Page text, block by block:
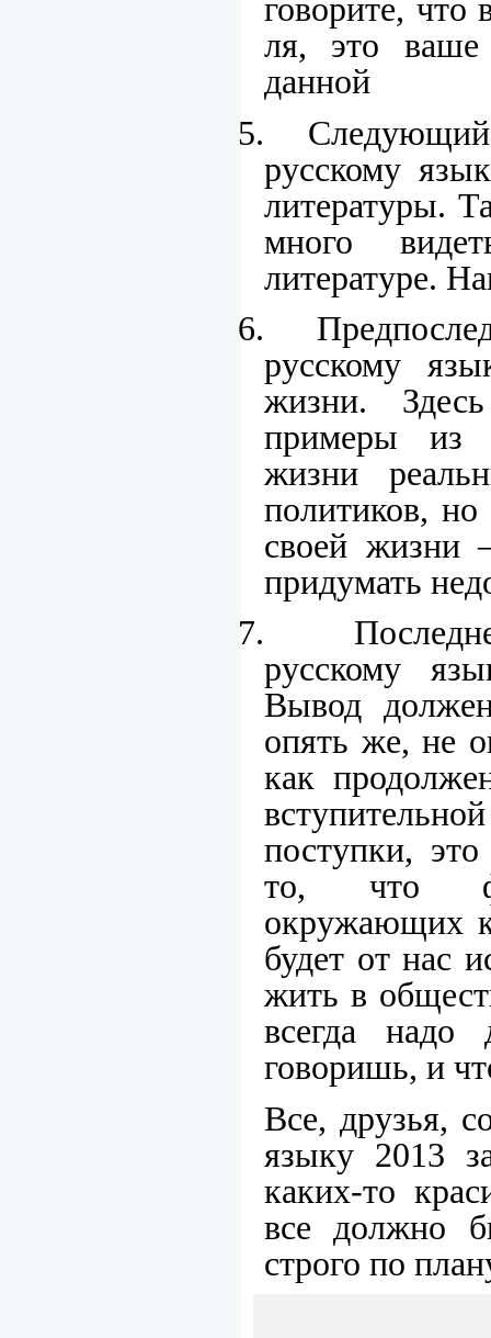
говорите, что
ля, это ваше
данной
5.
Следующий
русскому
литературы.
много
литературе.
6.
русскому
жизни.
примеры из
жизни
политиков,
своей жизни
придумать
7.
русскому
Вывод
опять же, не
как
поступки,
то, что
окружающих
будет от нас
жить в
всегда
говоришь, и
Все, друзья,
языку 2013
каких-то
все должно
строго по